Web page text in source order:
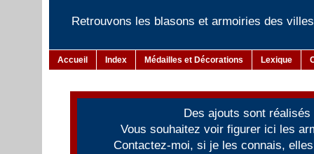
Retrouvons les blasons et armoiries des
Accueil Index Médailles et Décorations Lexique
Des ajouts sont
Vous souhaitez voir figurer ici les
Contactez-moi, si je les connais,